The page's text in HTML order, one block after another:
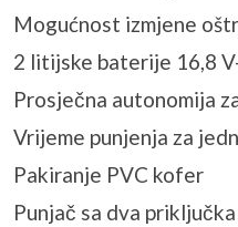
Mogućnost izmjene
2 litijske baterije 16,8
Prosječna autonomija
Vrijeme punjenja za
Pakiranje PVC kofer
Punjač sa dva priključka